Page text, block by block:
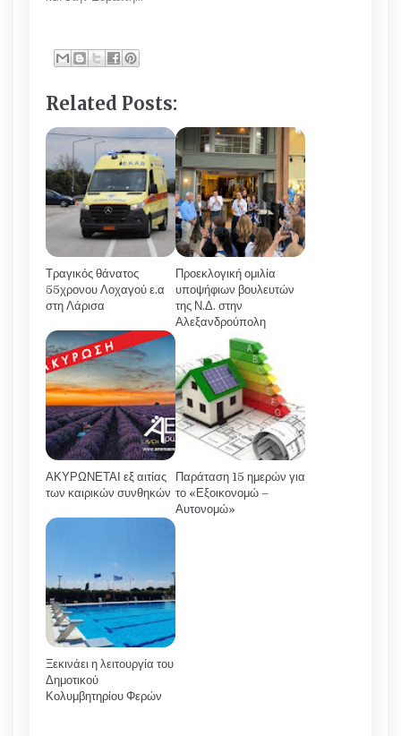
Related Posts:
Τραγικός θάνατος
55χρονου Λοχαγού ε.α
στη Λάρισα
Προεκλογική ομιλία
υποψήφιων βουλευτών
της Ν.Δ. στην
Αλεξανδρούπολη
ΑΚΥΡΩΝΕΤΑΙ εξ αιτίας
των καιρικών συνθηκών
Παράταση 15 ημερών για
το «Εξοικονομώ –
Αυτονομώ»
Ξεκινάει η λειτουργία του
Δημοτικού
Κολυμβητηρίου Φερών